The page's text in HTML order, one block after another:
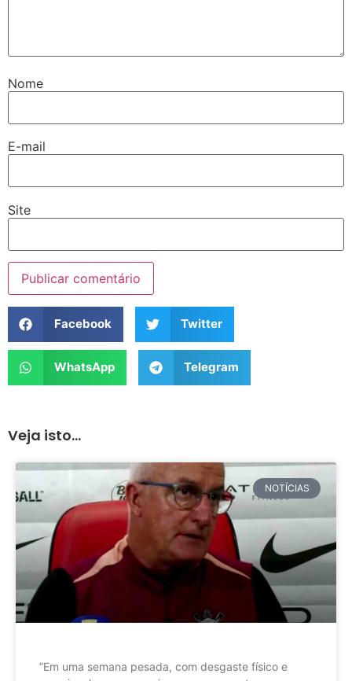
Nome
E-mail
Site
Facebook Twitter
WhatsApp Telegram
Veja isto...
NOTÍCIAS
”Em uma semana pesada, com desgaste físico e